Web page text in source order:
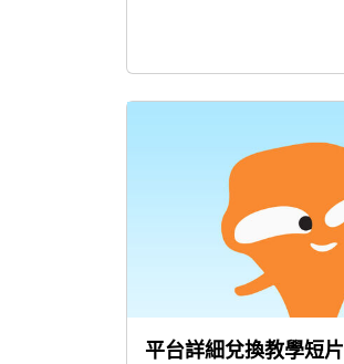
平台詳細兌換教學短片